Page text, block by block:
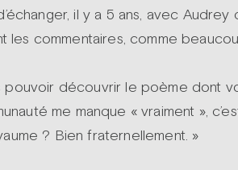
il y a 5 ans, avec Audrey
les commentaires, comme
pouvoir découvrir le poème dont
me manque « vraiment »,
? Bien fraternellement. »